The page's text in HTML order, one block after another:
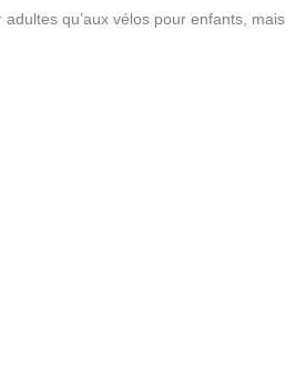
qu’aux vélos pour enfants, mais